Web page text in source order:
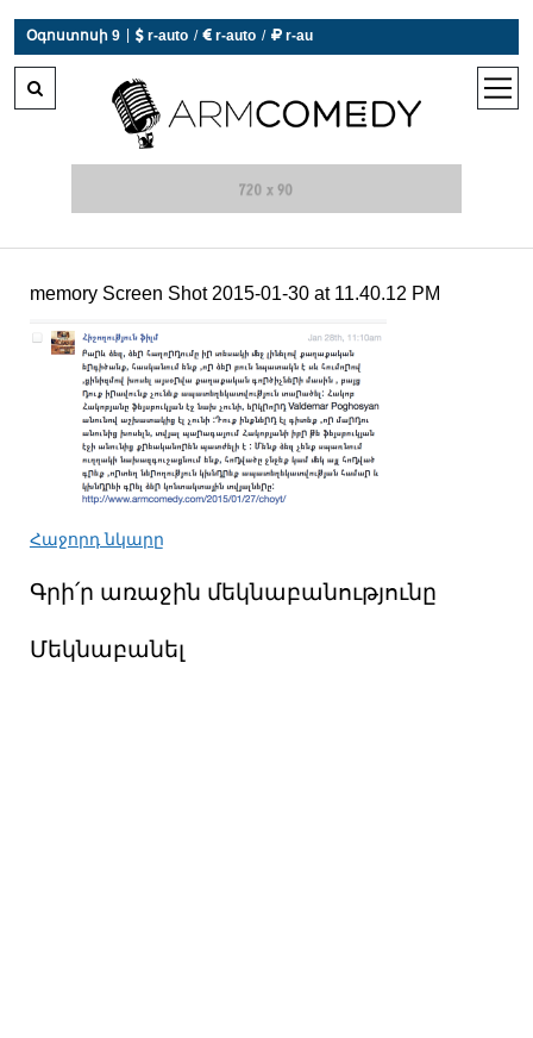
Օգոստոսի 9  r-auto /  r-auto /  r-au
open
memory Screen Shot 2015-01-30 at 11.40.12 PM
Հաջորդ նկարը
Գրի՛ր առաջին մեկնաբանությունը
Մեկնաբանել